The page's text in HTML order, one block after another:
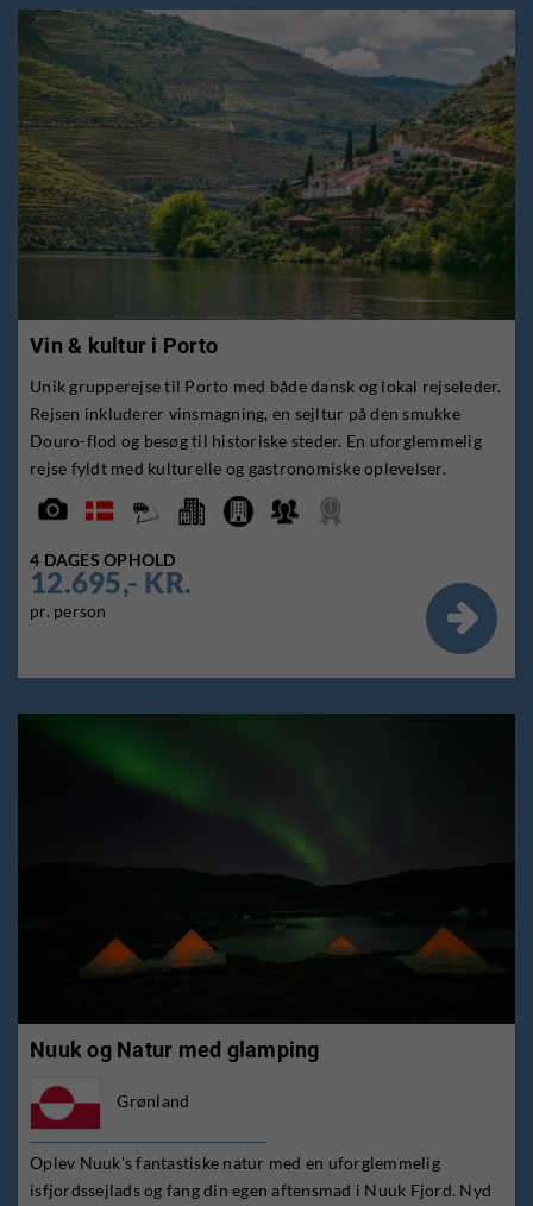
Vin & kultur i Porto
Unik grupperejse til Porto med både dansk og lokal rejseleder.
Rejsen inkluderer vinsmagning, en sejltur på den smukke
Douro-flod og besøg til historiske steder. En uforglemmelig
rejse fyldt med kulturelle og gastronomiske oplevelser.
4 DAGES OPHOLD
12.695,- KR.
pr. person 
Nuuk og Natur med glamping
Grønland
Oplev Nuuk's fantastiske natur med en uforglemmelig
isfjordssejlads og fang din egen aftensmad i Nuuk Fjord. Nyd